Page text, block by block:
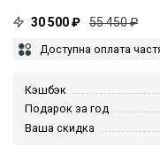
30 500 ₽ 55 450 ₽
Доступна оплата
Кэшбэк
Подарок за год
Ваша скидка